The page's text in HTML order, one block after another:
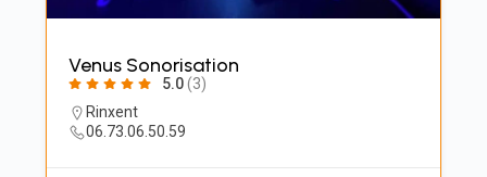
Venus Sonorisation
5.0(3)
Rinxent
06.73.06.50.59